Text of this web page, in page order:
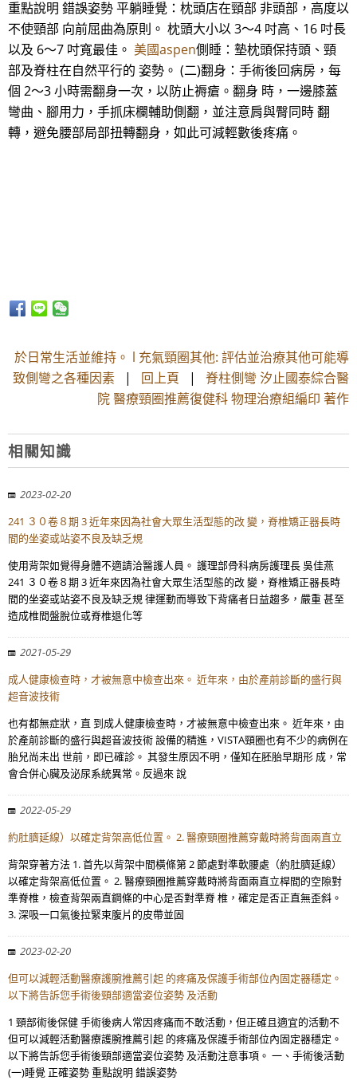
重點說明 錯誤姿勢 平躺睡覺：枕頭店在頸部 非頭部，高度以
不使頸部 向前屈曲為原則。 枕頭大小以 3～4 吋高、16 吋長
以及 6～7 吋寬最佳。 美國aspen側睡：墊枕頭保持頭、頸
部及脊柱在自然平行的 姿勢。 (二)翻身：手術後回病房，每
個 2～3 小時需翻身一次，以防止褥瘡。翻身 時，一邊膝蓋
彎曲、腳用力，手抓床欄輔助側翻，並注意肩與臀同時 翻
轉，避免腰部局部扭轉翻身，如此可減輕數後疼痛。
於日常生活並維持。 l 充氣頸圈其他: 評估並治療其他可能導
致側彎之各種因素 | 回上頁 | 脊柱側彎 汐止國泰綜合醫
院 醫療頸圈推薦復健科 物理治療組編印 著作
相關知識
2023-02-20
241 ３０卷８期 3 近年來因為社會大眾生活型態的改 變，脊椎矯正器長時
間的坐姿或站姿不良及缺乏規
使用背架如覺得身體不適請洽醫護人員。 護理部骨科病房護理長 吳佳燕
241 ３０卷８期 3 近年來因為社會大眾生活型態的改 變，脊椎矯正器長時
間的坐姿或站姿不良及缺乏規 律運動而導致下背痛者日益趨多，嚴重 甚至
造成椎間盤脫位或脊椎退化等
2021-05-29
成人健康檢查時，才被無意中檢查出來。 近年來，由於產前診斷的盛行與
超音波技術
也有都無症狀，直 到成人健康檢查時，才被無意中檢查出來。 近年來，由
於產前診斷的盛行與超音波技術 設備的精進，VISTA頸圈也有不少的病例在
胎兒尚未出 世前，即已確診。 其發生原因不明，僅知在胚胎早期形 成，常
會合併心臟及泌尿系統異常。反過來 說
2022-05-29
約肚臍延線）以確定背架高低位置。 2. 醫療頸圈推薦穿戴時將背面兩直立
背架穿著方法 1. 首先以背架中間橫條第 2 節處對準軟腰處（約肚臍延線）
以確定背架高低位置。 2. 醫療頸圈推薦穿戴時將背面兩直立桿間的空隙對
準脊椎，檢查背架兩直鋼條的中心是否對準脊 椎，確定是否正直無歪斜。
3. 深吸一口氣後拉緊束腹片的皮帶並固
2023-02-20
但可以減輕活動醫療護腕推薦引起 的疼痛及保護手術部位內固定器穩定。
以下將告訴您手術後頸部適當姿位姿勢 及活動
1 頸部術後保健 手術後病人常因疼痛而不敢活動，但正確且適宜的活動不
但可以減輕活動醫療護腕推薦引起 的疼痛及保護手術部位內固定器穩定。
以下將告訴您手術後頸部適當姿位姿勢 及活動注意事項。 一、手術後活動
(一)睡覺 正確姿勢 重點說明 錯誤姿勢